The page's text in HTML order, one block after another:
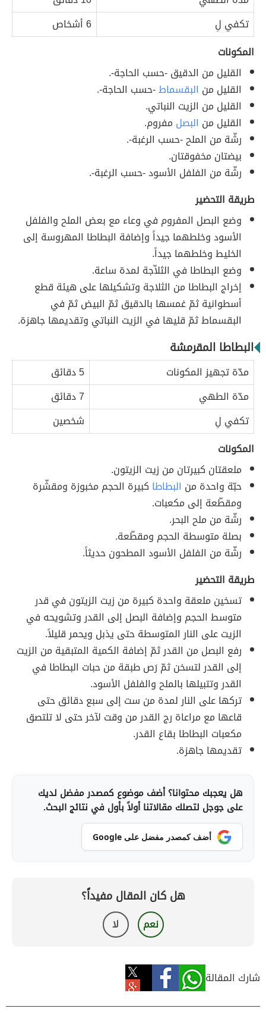
تكفي لِ
6 أشخاص
المكونات
القليل من الدقيق -حسب الحاجة-.
القليل من البقسماط-حسب الحاجة-.
القليل من الزيت النباتي.
القليل من البصل مفروم.
رشّة من الملح -حسب الرغبة-.
بيضتان مخفوقتان.
رشّة من الفلفل الأسود -حسب الرغبة-.
طريقة التحضير
وضع البصل المفروم في وعاء مع بعض الملح والفلفل
الأسود وخلطهما جيداً وإضافة البطاطا المهروسة إلى
الخليط وخلطهما جيداً.
وضع البطاطا في الثلاّجة لمدة ساعة.
إخراج البطاطا من الثلاجة وتشكيلها على هيئة قطع
أسطوانية ثمّ غمسها بالدقيق ثمّ البيض ثمّ في
البقسماط ثمّ قليها في الزيت النباتي وتقديمها جاهزة.
البطاطا المقرمشة
مدّة تجهيز المكونات
5 دقائق
مدّة الطهي
7 دقائق
تكفي لِ
شخصين
المكونات
ملعقتان كبيرتان من زيت الزيتون.
حبّة واحدة من البطاطا كبيرة الحجم مخبوزة ومقشّرة
ومقطّعة إلى مكعبات.
رشّة من ملح البحر.
بصلة متوسطة الحجم ومقطّعة.
رشّة من الفلفل الأسود المطحون حديثاً.
طريقة التحضير
تسخين ملعقة واحدة كبيرة من زيت الزيتون في قدر
متوسط الحجم وإضافة البصل إلى القدر وتشويحه في
الزيت على النار المتوسطة حتى يذبل ويحمر قليلاً.
رفع البصل من القدر ثمّ إضافة الكمية المتبقية من الزيت
إلى القدر لتسخن ثمّ رَص طبقة من حبات البطاطا في
القدر وتتبيلها بالملح والفلفل الأسود.
تركها على النار لمدة من ست إلى سبع دقائق حتى
قاعها مع مراعاة رج القدر من وقت لآخر حتى لا تلتصق
مكعبات البطاطا بقاع القدر.
تقديمها جاهزة.
هل يعجبك محتوانا؟ أضف موضوع كمصدر مفضل لديك
على جوجل لتصلك مقالاتنا أولاً بأول في نتائج البحث.
أضف كمصدر مفضل على Google
هل كان المقال مفيداً؟
نعم لا
شارك المقالة